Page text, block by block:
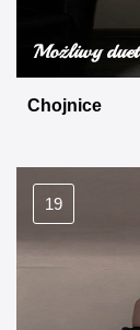
Możliwy duet
Chojnice
19